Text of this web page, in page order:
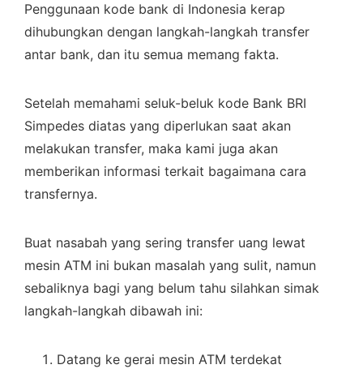
Penggunaan kode bank di Indonesia kerap
dihubungkan dengan langkah-langkah transfer
antar bank, dan itu semua memang fakta.
Setelah memahami seluk-beluk kode Bank BRI
Simpedes diatas yang diperlukan saat akan
melakukan transfer, maka kami juga akan
memberikan informasi terkait bagaimana cara
transfernya.
Buat nasabah yang sering transfer uang lewat
mesin ATM ini bukan masalah yang sulit, namun
sebaliknya bagi yang belum tahu silahkan simak
langkah-langkah dibawah ini:
Datang ke gerai mesin ATM terdekat